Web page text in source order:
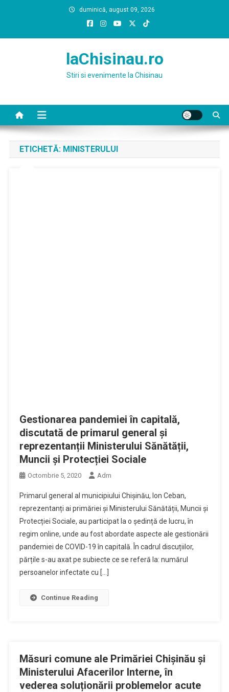
duminică, august 09, 2026
laChisinau.ro
Stiri si evenimente la Chisinau
ETICHETĂ: MINISTERULUI
Gestionarea pandemiei în capitală,
discutată de primarul general și
reprezentanții Ministerului Sănătății,
Muncii și Protecției Sociale
Octombrie 5, 2020 Adm
Primarul general al municipiului Chișinău, Ion Ceban,
reprezentanți ai primăriei și Ministerului Sănătății, Muncii și
Protecției Sociale, au participat la o ședință de lucru, în
regim online, unde au fost abordate aspecte ale gestionării
pandemiei de COVID-19 în capitală. În cadrul discuțiilor,
părțile s-au axat pe subiecte ce se referă la: numărul
persoanelor infectate cu […]
Continue Reading
Măsuri comune ale Primăriei Chișinău și
Ministerului Afacerilor Interne, în
vederea soluționării problemelor acute